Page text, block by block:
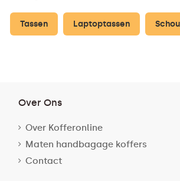
Tassen Laptoptassen
Over Ons
Over Kofferonline
Maten handbagage koffers
Contact